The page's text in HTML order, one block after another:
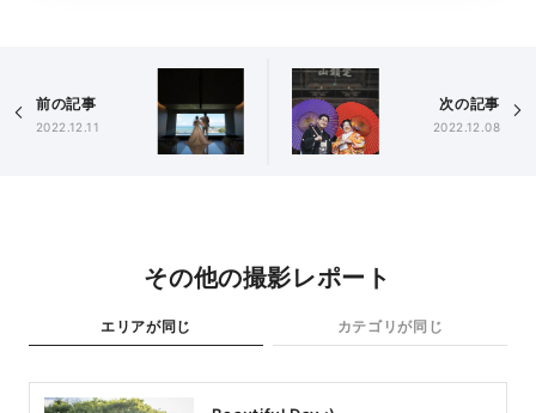
前の記事
2022.12.11
次の記事
2022.12.08
その他の撮影レポート
エリアが同じ カテゴリが同じ